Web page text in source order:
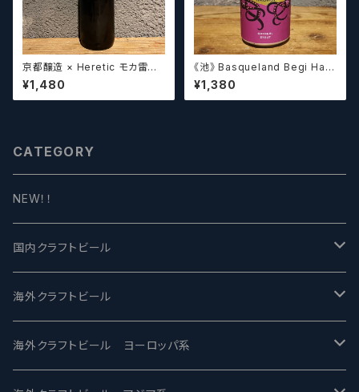
京都醸造 × Heretic モカ雷神 /
Kyoto × Heretic MOCHA T
HUNDER【クラフトビールシザ
ーズ】
¥1,480
《池》 Basqueland Begi Hau
ndi ベヒ アウンディ
¥1,380
CATEGORY
NEW！！
国内クラフトビール
UCHU BREWING -うちゅうブルーイング
バテレ -VERTERE
海外クラフトビール
Modern Times モダンタイムズ
海外クラフトビール ヨーロッパ系